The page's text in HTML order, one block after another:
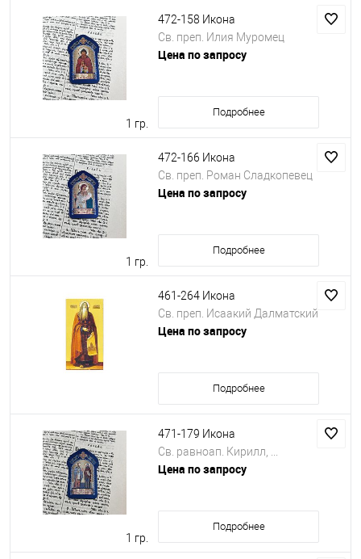
1 гр.
472-158 Икона
Св. преп. Илия Муромец
Цена по запросу
Подробнее
1 гр.
472-166 Икона
Св. преп. Роман Сладкопевец
Цена по запросу
Подробнее
461-264 Икона
Св. преп. Исаакий Далматский
Цена по запросу
Подробнее
1 гр.
471-179 Икона
Св. равноап. Кирилл, ...
Цена по запросу
Подробнее